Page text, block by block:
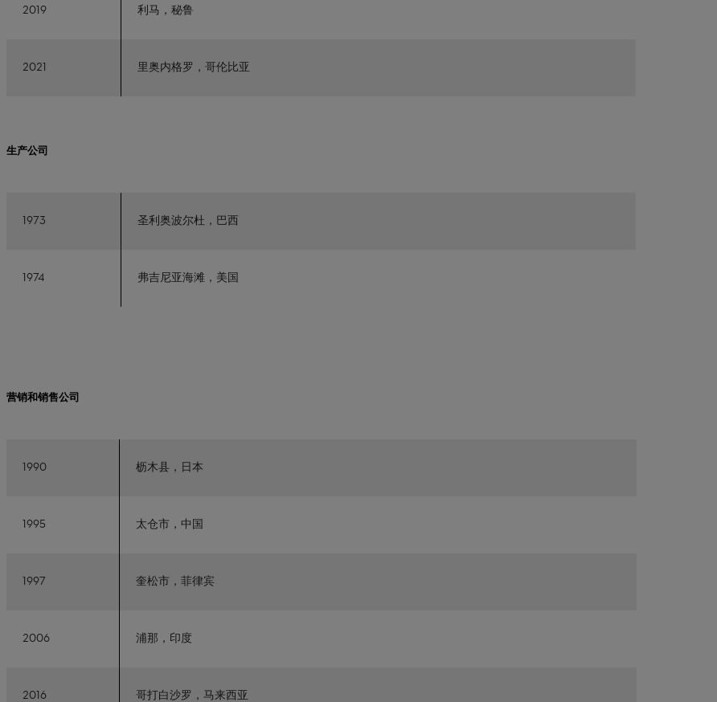
2019 利马，秘鲁
2021 里奥内格罗，哥伦比亚
生产公司
1973 圣利奥波尔杜，巴西
1974 弗吉尼亚海滩，美国
营销和销售公司
1990 枥木县，日本
1995 太仓市，中国
1997 奎松市，菲律宾
2006 浦那，印度
2016 哥打白沙罗，马来西亚